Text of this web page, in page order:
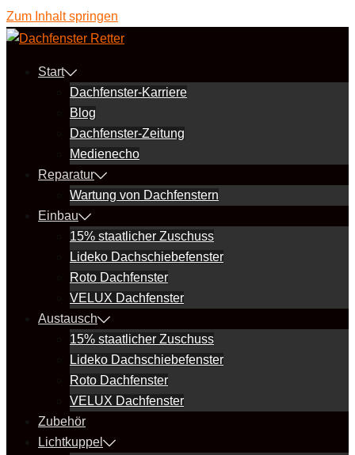
Zum Inhalt springen
Start
Dachfenster-Karriere
Blog
Dachfenster-Zeitung
Medienecho
Reparatur
Wartung von Dachfenstern
Einbau
15% staatlicher Zuschuss
Lideko Dachschiebefenster
Roto Dachfenster
VELUX Dachfenster
Austausch
15% staatlicher Zuschuss
Lideko Dachschiebefenster
Roto Dachfenster
VELUX Dachfenster
Zubehör
Lichtkuppel